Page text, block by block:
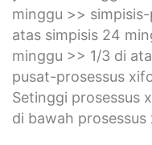
minggu >>
atas simpisis 24
minggu >> 1/3 di
pusat-prosessus
Setinggi prosessus
di bawah prosessus